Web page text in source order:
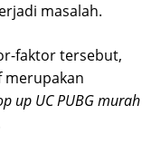
masalah.
faktor tersebut,
merupakan
up UC PUBG murah